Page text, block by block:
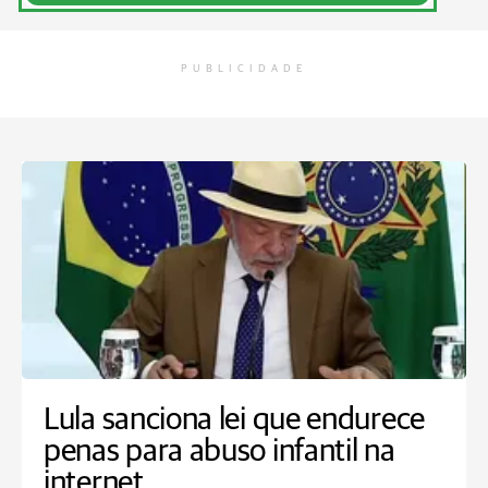
PUBLICIDADE
Lula sanciona lei que endurece
penas para abuso infantil na